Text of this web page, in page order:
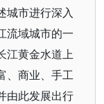
城市进行深入
流域城市的一
江黄金水道上
、商业、手工
由此发展出行